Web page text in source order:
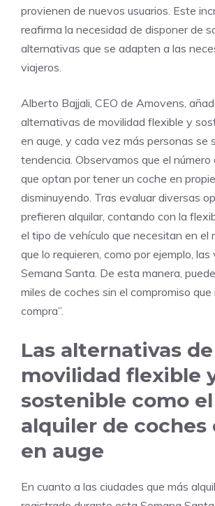
provienen de nuevos usuarios. Este
reafirma la necesidad de disponer de
alternativas que se adapten a las
viajeros.
Alberto Bajjali, CEO de Amovens,
alternativas de movilidad flexible y
en auge, y cada vez más personas se
tendencia. Observamos que el número
que optan por tener un coche en
disminuyendo. Tras evaluar diversas
prefieren alquilar, contando con la
el tipo de vehículo que necesitan en el
que lo requieren, como por ejemplo,
Semana Santa. De esta manera,
miles de coches sin el compromiso que
compra”.
Las alternativas de
movilidad flexible
sostenible como el
alquiler de coches
en auge
En cuanto a las ciudades que más